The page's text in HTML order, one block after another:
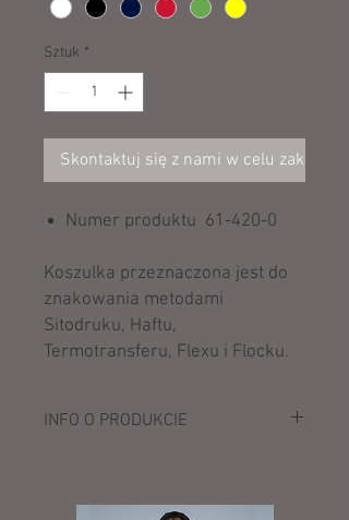
Sztuk *
Skontaktuj się z nami w celu zakupu
Numer produktu 61-420-0
Koszulka przeznaczona jest do
znakowania metodami
Sitodruku, Haftu,
Termotransferu, Flexu i Flocku.
INFO O PRODUKCIE
100% bawełna